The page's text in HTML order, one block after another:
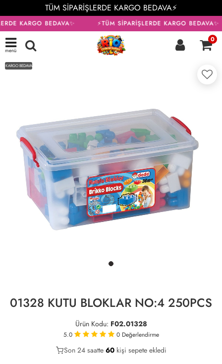
TÜM SİPARİŞLERDE KARGO BEDAVA⚡
KARGO BEDAVA✨ ⚡TÜM SİPARİŞLERDE KARGO BEDAVA✨
menü
0
KARGO BEDAVA
01328 KUTU BLOKLAR NO:4 250PCS
Ürün Kodu: F02.01328
5.0 0 Değerlendirme
32
Son 24 saatte 60kişi sepete ekledi
12